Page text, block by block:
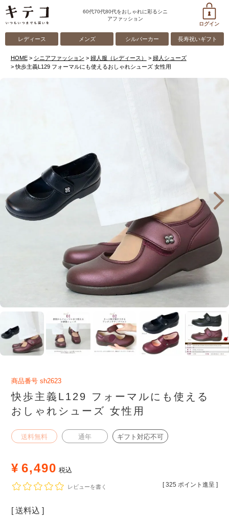
60代70代80代をおしゃれに彩るシニ
アファッション
ログイン
レディース メンズ シルバーカー 長寿祝いギフト
HOME シニアファッション 婦人服（レディース）
婦人シューズ
快歩主義L129 フォーマルにも使えるおしゃれシューズ 女性用
商品番号 sh2623
快歩主義L129 フォーマルにも使える
おしゃれシューズ 女性用
送料無料 通年 ギフト対応不可
¥ 6,490 税込
[ 325 ポイント進呈 ]
レビューを書く
送料込